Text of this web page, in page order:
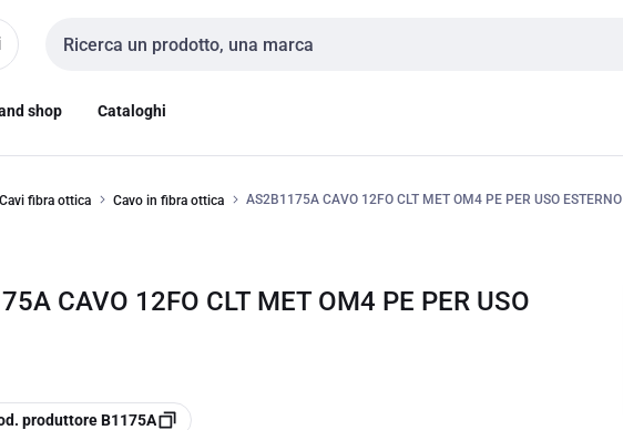
Cerca input
shop Cataloghi
Cavi fibra ottica Cavo in fibra ottica AS2B1175A CAVO 12FO CLT MET OM4 PE PER USO ESTERNO
CAVO 12FO CLT MET OM4 PE PER USO
produttore B1175A